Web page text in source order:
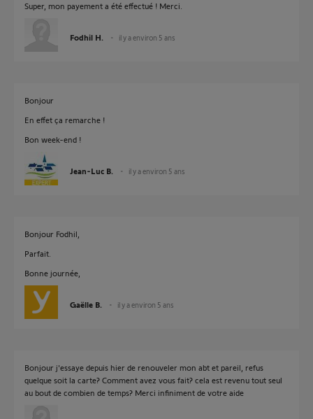
Super, mon payement a été effectué ! Merci.
Fodhil H. il y a environ 5 ans
Bonjour
En effet ça remarche !
Bon week-end !
Jean-Luc B. il y a environ 5 ans
Bonjour Fodhil,
Parfait.
Bonne journée,
Gaëlle B. il y a environ 5 ans
Bonjour j'essaye depuis hier de renouveler mon abt et pareil, refus
quelque soit la carte? Comment avez vous fait? cela est revenu tout seul
au bout de combien de temps? Merci infiniment de votre aide